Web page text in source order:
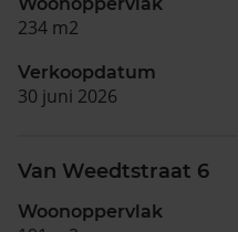
234 m2
Verkoopdatum
30 juni 2026
Van Weedtstraat 6
Woonoppervlak